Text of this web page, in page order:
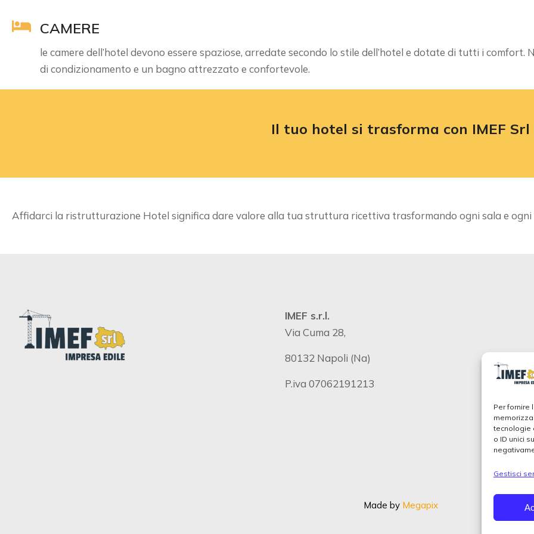
Per fornire
tecnologie
o ID unici
Gestisci
CAMERE
le camere dell’hotel devono essere spaziose, arredate secondo lo stile dell’hotel e dotate di tutti i comfort.
di condizionamento e un bagno attrezzato e confortevole.
Il tuo hotel si trasforma con IMEF Srl
Affidarci la ristrutturazione Hotel significa dare valore alla tua struttura ricettiva trasformando ogni sala e ogni
IMEF s.r.l.
Via Cuma 28,
80132 Napoli (Na)
P.iva 07062191213
Made by Megapix